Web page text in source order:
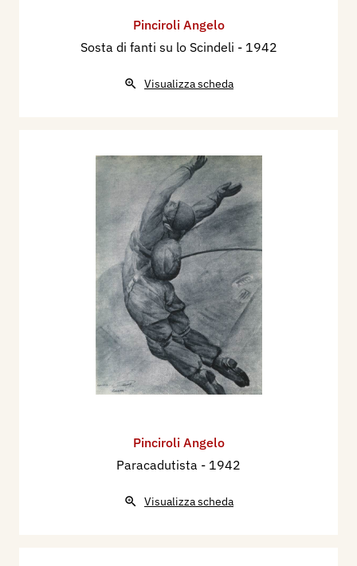
Pinciroli Angelo
Sosta di fanti su lo Scindeli - 1942
Visualizza scheda
Pinciroli Angelo
Paracadutista - 1942
Visualizza scheda